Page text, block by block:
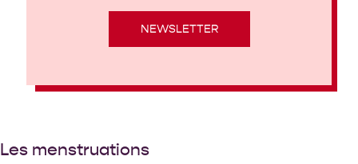
NEWSLETTER
Les menstruations